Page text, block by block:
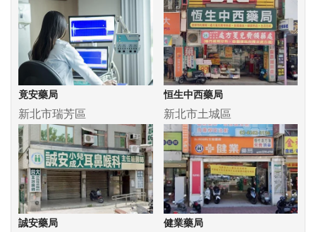
竟安藥局
新北市瑞芳區
恒生中西藥局
新北市土城區
誠安藥局 健業藥局